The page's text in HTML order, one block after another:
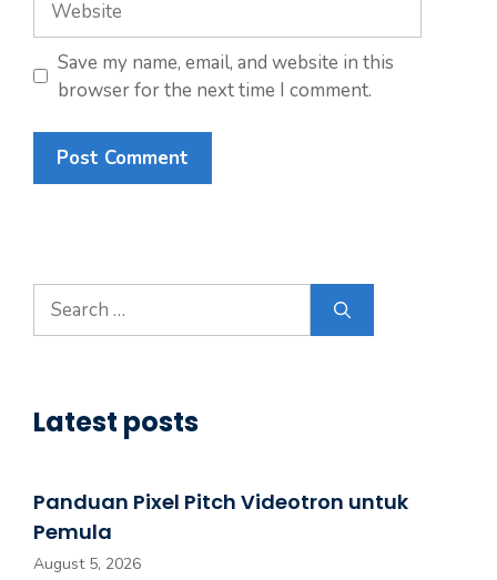
Save my name, email, and website in this
browser for the next time I comment.
Latest posts
Panduan Pixel Pitch Videotron untuk
Pemula
August 5, 2026